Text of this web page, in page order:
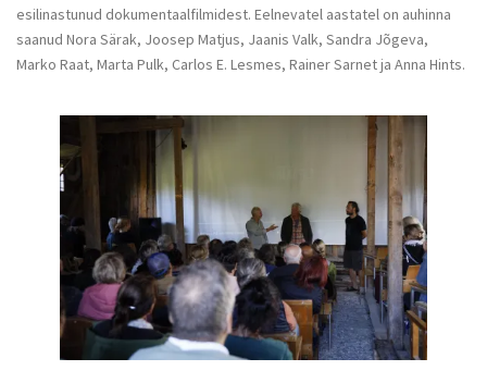
esilinastunud dokumentaalfilmidest. Eelnevatel aastatel on auhinna
saanud Nora Särak, Joosep Matjus, Jaanis Valk, Sandra Jõgeva,
Marko Raat, Marta Pulk, Carlos E. Lesmes, Rainer Sarnet ja Anna Hints.